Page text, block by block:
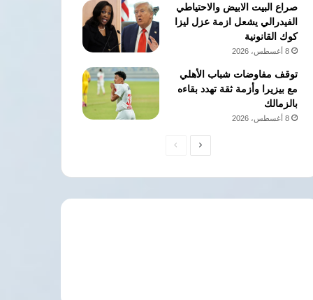
صراع البيت الابيض والاحتياطي
الفيدرالي يشعل ازمة عزل ليزا
كوك القانونية
8 أغسطس، 2026
توقف مفاوضات شباب الأهلي
مع بيزيرا وأزمة ثقة تهدد بقاءه
بالزمالك
8 أغسطس، 2026
الصفحةالصفحة